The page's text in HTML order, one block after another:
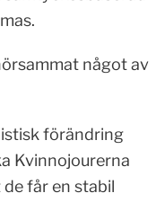
något av
förändring
Kvinnojourerna
får en stabil